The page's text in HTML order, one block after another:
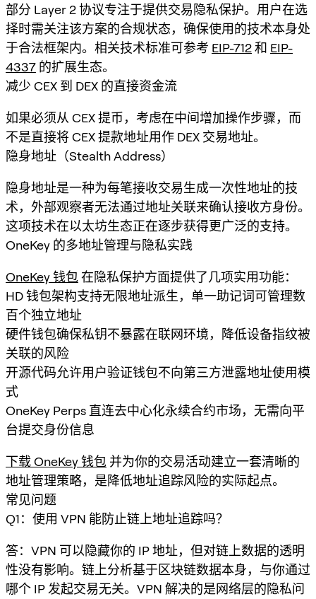
部分 Layer 2 协议专注于提供交易隐私保护。用户在选
择时需关注该方案的合规状态，确保使用的技术本身处
于合法框架内。相关技术标准可参考 EIP-712和 EIP-
4337 的扩展生态。
减少 CEX 到 DEX 的直接资金流
如果必须从 CEX 提币，考虑在中间增加操作步骤，而
不是直接将 CEX 提款地址用作 DEX 交易地址。
隐身地址（Stealth Address）
隐身地址是一种为每笔接收交易生成一次性地址的技
术，外部观察者无法通过地址关联来确认接收方身份。
这项技术在以太坊生态正在逐步获得更广泛的支持。
OneKey 的多地址管理与隐私实践
OneKey 钱包在隐私保护方面提供了几项实用功能：
HD 钱包架构支持无限地址派生，单一助记词可管理数
百个独立地址
硬件钱包确保私钥不暴露在联网环境，降低设备指纹被
关联的风险
开源代码允许用户验证钱包不向第三方泄露地址使用模
式
OneKey Perps 直连去中心化永续合约市场，无需向平
台提交身份信息
下载 OneKey 钱包 并为你的交易活动建立一套清晰的
地址管理策略，是降低地址追踪风险的实际起点。
常见问题
Q1：使用 VPN 能防止链上地址追踪吗？
答：VPN 可以隐藏你的 IP 地址，但对链上数据的透明
性没有影响。链上分析基于区块链数据本身，与你通过
哪个 IP 发起交易无关。VPN 解决的是网络层的隐私问